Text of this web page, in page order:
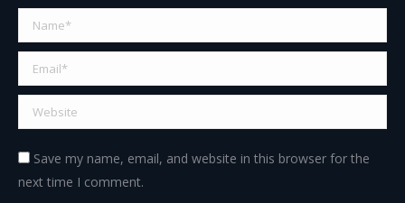
Name *
Email *
Website
Save my name, email, and website in this browser for the
next time I comment.